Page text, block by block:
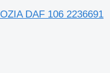
DAF 106 2236691